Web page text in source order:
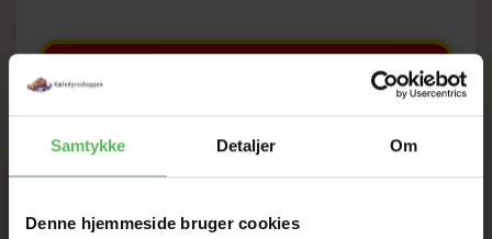
Samtykke Detaljer Om
Denne hjemmeside bruger cookies
SOMMER
UDSALG
TIL D. 8 AUGUST